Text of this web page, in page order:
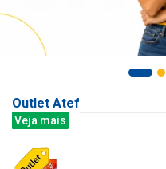
Outlet Atef
Veja mais